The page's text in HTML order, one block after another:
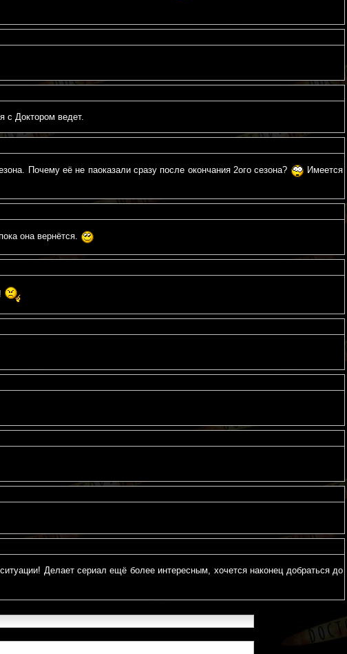
с Доктором ведет.
Почему её не паоказали сразу после окончания 2ого сезона?
Имеется
она вернётся.
Делает сериал ещё более интересным, хочется наконец добраться до